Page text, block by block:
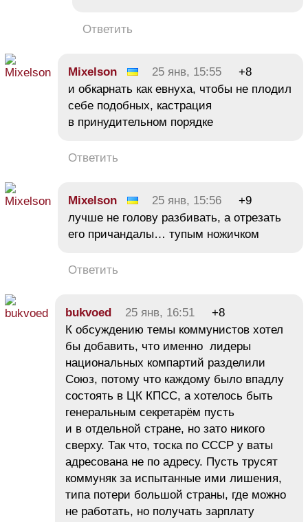
Ответить
Mixelson 25 янв, 15:55
+8
и обкарнать как евнуха, чтобы не плодил
себе подобных, кастрация
в принудительном порядке
Ответить
Mixelson 25 янв, 15:56
+9
лучше не голову разбивать, а отрезать
его причандалы… тупым ножичком
Ответить
bukvoed 25 янв, 16:51
+8
К обсуждению темы коммунистов хотел
бы добавить, что именно лидеры
национальных компартий разделили
Союз, потому что каждому было впадлу
состоять в ЦК КПСС, а хотелось быть
генеральным секретарём пусть
и в отдельной стране, но зато никого
сверху. Так что, тоска по СССР у ваты
адресована не по адресу. Пусть трусят
коммуняк за испытанные ими лишения,
типа потери большой страны, где можно
не работать, но получать зарплату